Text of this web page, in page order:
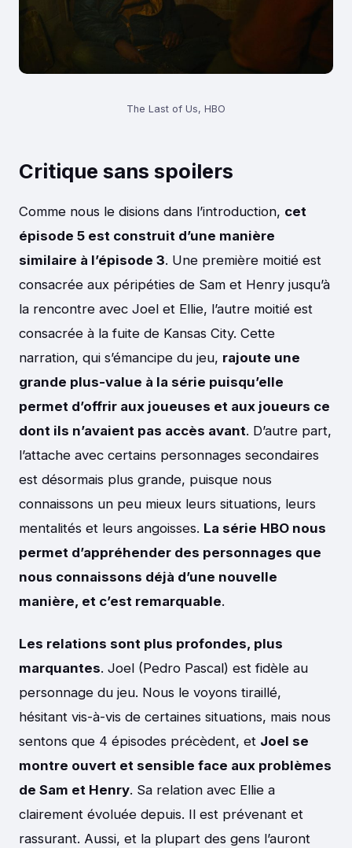
The Last of Us, HBO
Critique sans spoilers
Comme nous le disions dans l’introduction, cet
épisode 5 est construit d’une manière
similaire à l’épisode 3. Une première moitié est
consacrée aux péripéties de Sam et Henry jusqu’à
la rencontre avec Joel et Ellie, l’autre moitié est
consacrée à la fuite de Kansas City. Cette
narration, qui s’émancipe du jeu, rajoute une
grande plus-value à la série puisqu’elle
permet d’offrir aux joueuses et aux joueurs ce
dont ils n’avaient pas accès avant. D’autre part,
l’attache avec certains personnages secondaires
est désormais plus grande, puisque nous
connaissons un peu mieux leurs situations, leurs
mentalités et leurs angoisses. La série HBO nous
permet d’appréhender des personnages que
nous connaissons déjà d’une nouvelle
manière, et c’est remarquable.
Les relations sont plus profondes, plus
marquantes. Joel (Pedro Pascal) est fidèle au
personnage du jeu. Nous le voyons tiraillé,
hésitant vis-à-vis de certaines situations, mais nous
sentons que 4 épisodes précèdent, et Joel se
montre ouvert et sensible face aux problèmes
de Sam et Henry. Sa relation avec Ellie a
clairement évoluée depuis. Il est prévenant et
rassurant. Aussi, et la plupart des gens l’auront